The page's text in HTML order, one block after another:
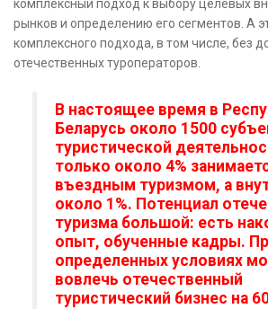
комплексный подход к выбору целевых
рынков и определению его сегментов. А
комплексного подхода, в том числе, без
отечественных туроператоров.
В настоящее время в
Беларусь около 1500
туристической
только около 4%
въездным туризмом, а
около 1%. Потенциал
туризма большой: есть
опыт, обученные кадры.
определенных условиях
вовлечь отечественный
туристический бизнес на